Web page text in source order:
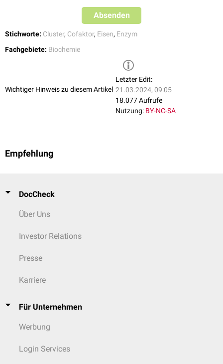
Absenden
Stichworte: Cluster, Cofaktor, Eisen, Enzym
Fachgebiete: Biochemie
Wichtiger Hinweis zu diesem Artikel
Letzter Edit:
21.03.2024, 09:05
18.077 Aufrufe
Nutzung: BY-NC-SA
Empfehlung
DocCheck
Über Uns
Investor Relations
Presse
Karriere
Für Unternehmen
Werbung
Login Services